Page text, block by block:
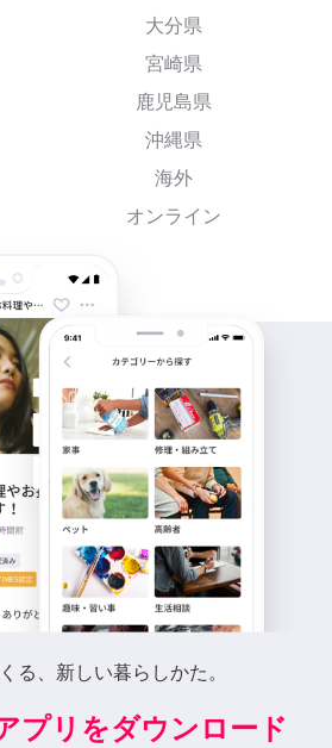
大分県
宮崎県
鹿児島県
沖縄県
海外
オンライン
る、新しい暮らしかた。
プリをダウンロード